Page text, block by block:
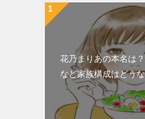
花乃まりあの本名は
など家族構成はどう